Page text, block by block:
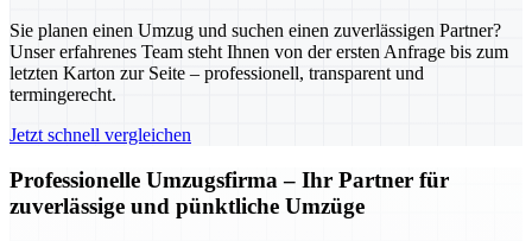
Sie planen einen Umzug und suchen einen zuverlässigen Partner?
Unser erfahrenes Team steht Ihnen von der ersten Anfrage bis zum
letzten Karton zur Seite – professionell, transparent und
termingerecht.
Jetzt schnell vergleichen
Professionelle Umzugsfirma – Ihr Partner für
zuverlässige und pünktliche Umzüge